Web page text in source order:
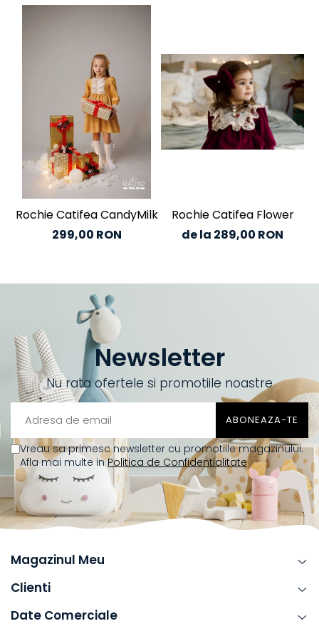
Rochie Catifea CandyMilk
299,00 RON
Rochie Catifea Flower
de la 289,00 RON
Newsletter
Nu rata ofertele si promotiile noastre
Vreau sa primesc newsletter cu promotiile magazinului.
Afla mai multe inPolitica de Confidentialitate
Magazinul Meu
Clienti
Date Comerciale